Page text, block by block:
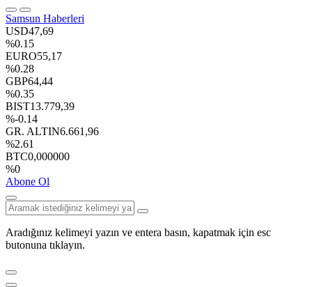
Samsun Haberleri
USD47,69
%0.15
EURO55,17
%0.28
GBP64,44
%0.35
BIST13.779,39
%-0.14
GR. ALTIN6.661,96
%2.61
BTC0,000000
%0
Abone Ol
Aradığınız kelimeyi yazın ve entera basın, kapatmak için esc
butonuna tıklayın.